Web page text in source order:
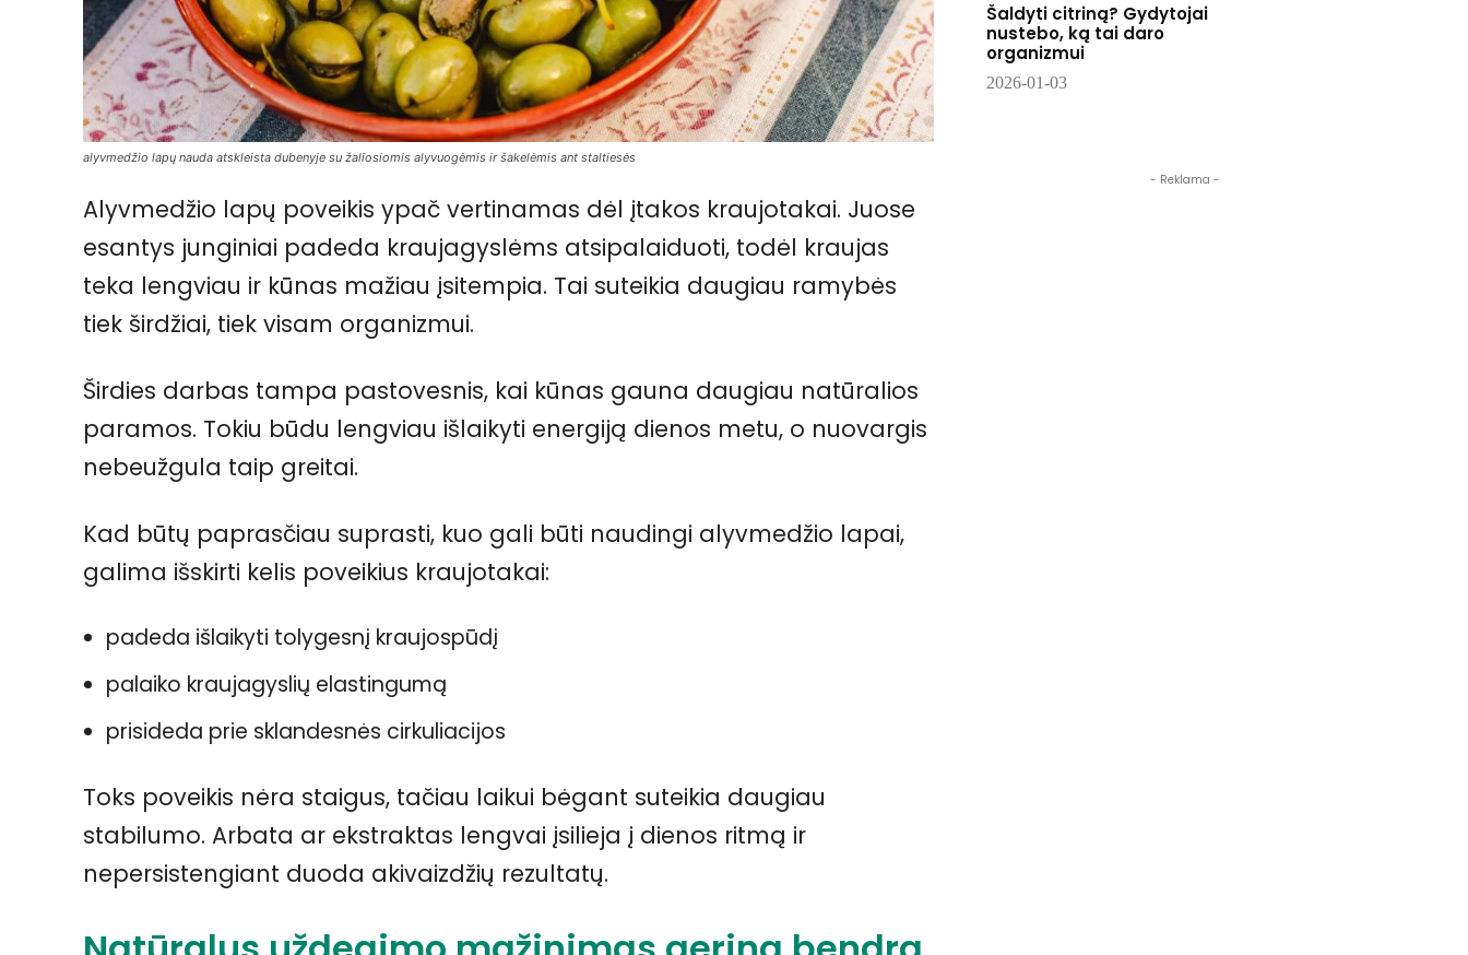
alyvmedžio lapų nauda atskleista dubenyje su žaliosiomis alyvuogėmis ir šakelėmis ant staltiesės
Alyvmedžio lapų poveikis ypač vertinamas dėl įtakos kraujotakai. Juose
esantys junginiai padeda kraujagyslėms atsipalaiduoti, todėl kraujas
teka lengviau ir kūnas mažiau įsitempia. Tai suteikia daugiau ramybės
tiek širdžiai, tiek visam organizmui.
Širdies darbas tampa pastovesnis, kai kūnas gauna daugiau natūralios
paramos. Tokiu būdu lengviau išlaikyti energiją dienos metu, o nuovargis
nebeužgula taip greitai.
Kad būtų paprasčiau suprasti, kuo gali būti naudingi alyvmedžio lapai,
galima išskirti kelis poveikius kraujotakai:
padeda išlaikyti tolygesnį kraujospūdį
palaiko kraujagyslių elastingumą
prisideda prie sklandesnės cirkuliacijos
Toks poveikis nėra staigus, tačiau laikui bėgant suteikia daugiau
stabilumo. Arbata ar ekstraktas lengvai įsilieja į dienos ritmą ir
nepersistengiant duoda akivaizdžių rezultatų.
Šaldyti citriną? Gydytojai
nustebo, ką tai daro
organizmui
2026-01-03
- Reklama -